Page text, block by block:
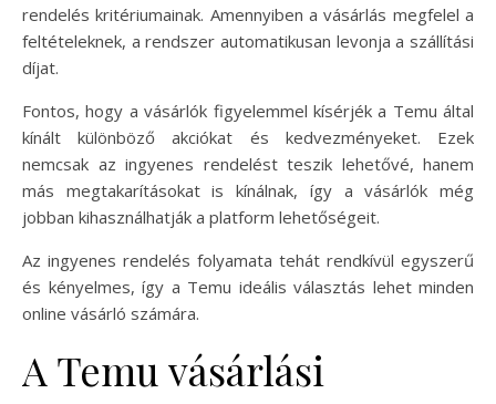
rendelés kritériumainak. Amennyiben a vásárlás megfelel a
feltételeknek, a rendszer automatikusan levonja a szállítási
díjat.
Fontos, hogy a vásárlók figyelemmel kísérjék a Temu által
kínált különböző akciókat és kedvezményeket. Ezek
nemcsak az ingyenes rendelést teszik lehetővé, hanem
más megtakarításokat is kínálnak, így a vásárlók még
jobban kihasználhatják a platform lehetőségeit.
Az ingyenes rendelés folyamata tehát rendkívül egyszerű
és kényelmes, így a Temu ideális választás lehet minden
online vásárló számára.
A Temu vásárlási